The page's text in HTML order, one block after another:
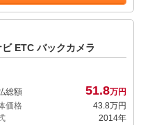
ETC バックカメラ
総額 51.8万円
価格
43.8万円
2014年